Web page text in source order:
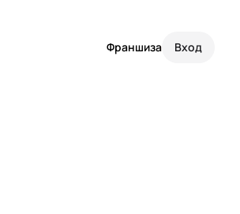
Франшиза Вход